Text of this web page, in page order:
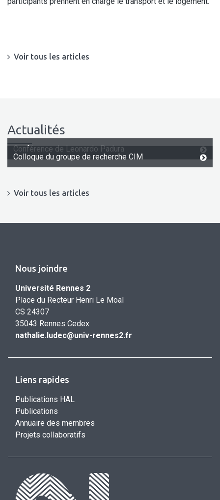
Voir tous les articles
Actualités
Conférence de Leonardo Padura
Colloque du groupe de recherche CIM
Voir tous les articles
Nous joindre
Université Rennes 2
Place du Recteur Henri Le Moal
CS 24307
35043 Rennes Cedex
nathalie.ludec@univ-rennes2.fr
Liens rapides
Publications HAL
Publications
Annuaire des membres
Projets collaboratifs